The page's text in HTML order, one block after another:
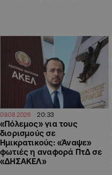
09.08.2026 20:33
«Πόλεμος» για τους
διορισμούς σε
Ημικρατικούς: «Άναψε»
φωτιές η αναφορά ΠτΔ σε
«ΔΗΣΑΚΕΛ»